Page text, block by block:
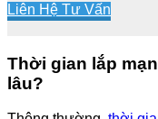
Liên Hệ Tư Vấn
Thời gian lắp
lâu?